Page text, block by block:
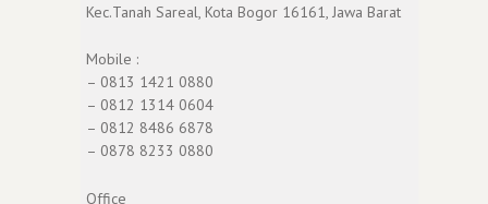
Kec.Tanah Sareal, Kota Bogor 16161, Jawa Barat
Mobile :
– 0813 1421 0880
– 0812 1314 0604
– 0812 8486 6878
– 0878 8233 0880
Office